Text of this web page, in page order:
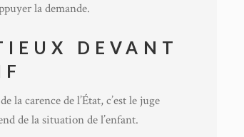
la demande.
DEVANT
la carence de l’État, c’est le juge
de la situation de l’enfant.